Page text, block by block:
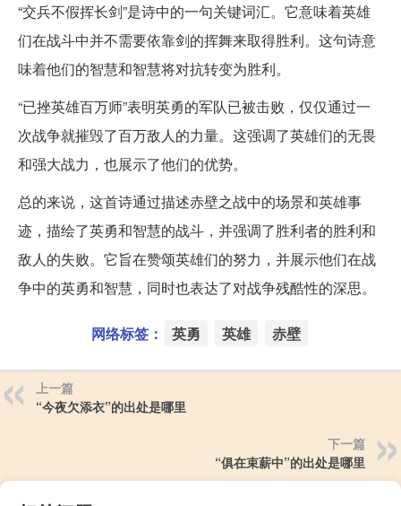
“交兵不假挥长剑”是诗中的一句关键词汇。它意味着英雄
们在战斗中并不需要依靠剑的挥舞来取得胜利。这句诗意
味着他们的智慧和智慧将对抗转变为胜利。
“已挫英雄百万师”表明英勇的军队已被击败，仅仅通过一
次战争就摧毁了百万敌人的力量。这强调了英雄们的无畏
和强大战力，也展示了他们的优势。
总的来说，这首诗通过描述赤壁之战中的场景和英雄事
迹，描绘了英勇和智慧的战斗，并强调了胜利者的胜利和
敌人的失败。它旨在赞颂英雄们的努力，并展示他们在战
争中的英勇和智慧，同时也表达了对战争残酷性的深思。
网络标签： 英勇 英雄 赤壁
上一篇
“今夜欠添衣”的出处是哪里
下一篇
“俱在束薪中”的出处是哪里